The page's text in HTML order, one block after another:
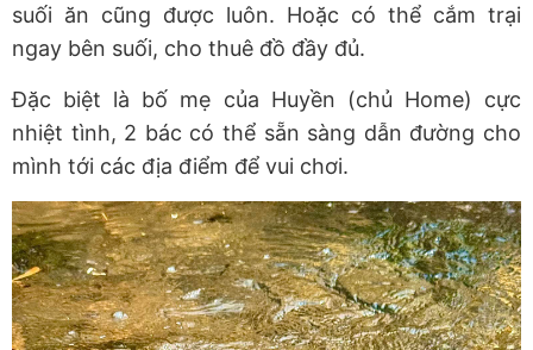
suối ăn cũng được luôn. Hoặc có thể cắm trại
ngay bên suối, cho thuê đồ đầy đủ.
Đặc biệt là bố mẹ của Huyền (chủ Home) cực
nhiệt tình, 2 bác có thể sẵn sàng dẫn đường cho
mình tới các địa điểm để vui chơi.